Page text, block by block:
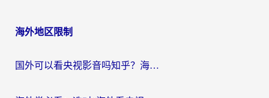
海外地区限制
国外可以看央视影音吗知乎？海外党亲测有效的回国加速方案